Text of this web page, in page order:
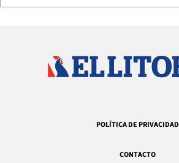
POLÍTICA DE PRIVACIDAD
CONTACTO